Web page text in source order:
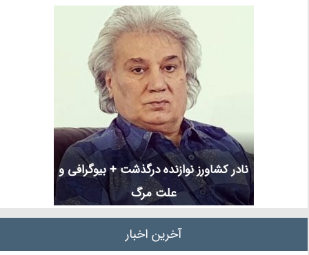
نادر کشاورز نوازنده درگذشت + بیوگرافی و
علت مرگ
آخرین اخبار